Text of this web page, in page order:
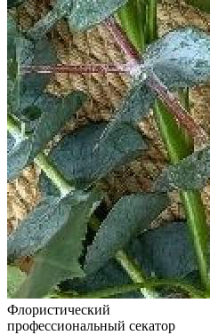
Флористический
профессиональный секатор